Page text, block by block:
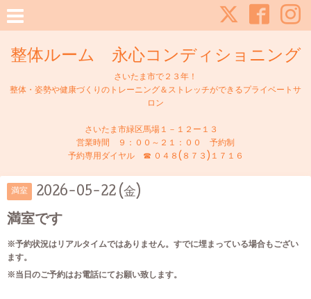
整体ルーム 永心コンディショニング
さいたま市で２３年！
整体・姿勢や健康づくりのトレーニング＆ストレッチができるプライベートサ
ロン
さいたま市緑区馬場１－１２ー１３
営業時間 ９：００～２１：００ 予約制
予約専用ダイヤル ☎ ０４８(８７３)１７１６
満室 2026-05-22 (金)
満室です
※予約状況はリアルタイムではありません。すでに埋まっている場合もござい
ます。
※当日のご予約はお電話にてお願い致します。